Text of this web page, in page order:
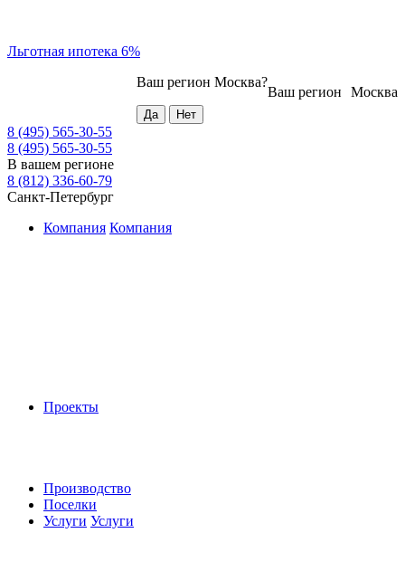
Льготная ипотека 6%
Москва
Ваш регион
Ваш регион Москва?
8 (495) 565-30-55
8 (495) 565-30-55
В вашем регионе
8 (812) 336-60-79
Санкт-Петербург
Компания Компания
Проекты
Производство
Поселки
Услуги Услуги